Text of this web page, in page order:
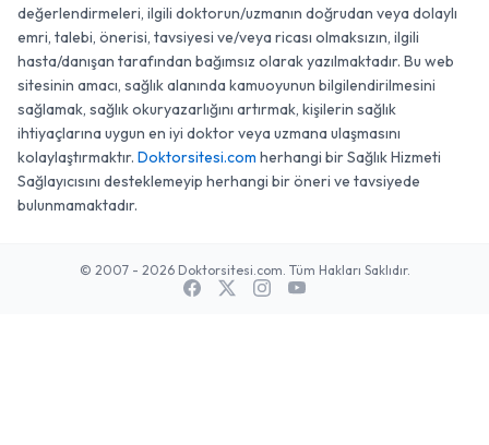
değerlendirmeleri, ilgili doktorun/uzmanın doğrudan veya dolaylı
emri, talebi, önerisi, tavsiyesi ve/veya ricası olmaksızın, ilgili
hasta/danışan tarafından bağımsız olarak yazılmaktadır. Bu web
sitesinin amacı, sağlık alanında kamuoyunun bilgilendirilmesini
sağlamak, sağlık okuryazarlığını artırmak, kişilerin sağlık
ihtiyaçlarına uygun en iyi doktor veya uzmana ulaşmasını
kolaylaştırmaktır. Doktorsitesi.com herhangi bir Sağlık Hizmeti
Sağlayıcısını desteklemeyip herhangi bir öneri ve tavsiyede
bulunmamaktadır.
© 2007 - 2026 Doktorsitesi.com. Tüm Hakları Saklıdır.